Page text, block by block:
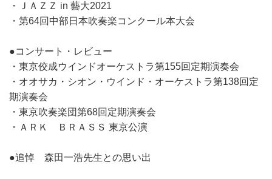
・ＪＡＺＺ in 藝大2021
・第64回中部日本吹奏楽コンクール本大会
●コンサート・レビュー
・東京佼成ウインドオーケストラ第155回定期演奏会
・オオサカ・シオン・ウインド・オーケストラ第138回定
期演奏会
・東京吹奏楽団第68回定期演奏会
・ＡＲＫ ＢＲＡＳＳ 東京公演
●追悼 森田一浩先生との思い出